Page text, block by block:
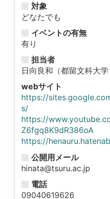
対象
どなたでも
イベントの有無
有り
担当者
日向良和（都留文科大学
webサイト
https://
s/
https://
Z6fgq8K9dR386oA
https://
公開用メール
hinata@tsuru.ac.jp
電話
09040619626